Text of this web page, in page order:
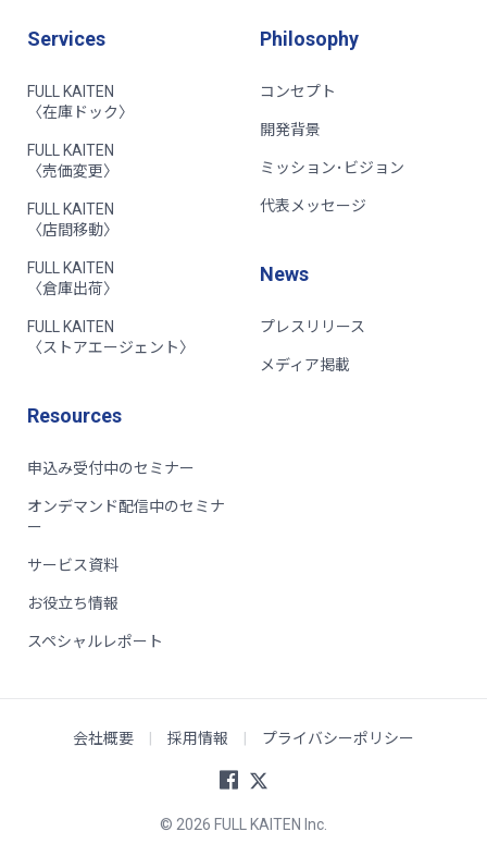
Services
FULL KAITEN
〈在庫ドック〉
FULL KAITEN
〈売価変更〉
FULL KAITEN
〈店間移動〉
FULL KAITEN
〈倉庫出荷〉
FULL KAITEN
〈ストアエージェント〉
Philosophy
コンセプト
開発背景
ミッション･ビジョン
代表メッセージ
News
プレスリリース
メディア掲載
Resources
申込み受付中のセミナー
オンデマンド配信中のセミナ
ー
サービス資料
お役立ち情報
スペシャルレポート
© 2026 FULL KAITEN Inc.
会社概要 採用情報 プライバシーポリシー